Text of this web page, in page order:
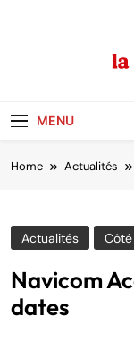
MENU
Home Actualités
Actualités
Navicom
dates